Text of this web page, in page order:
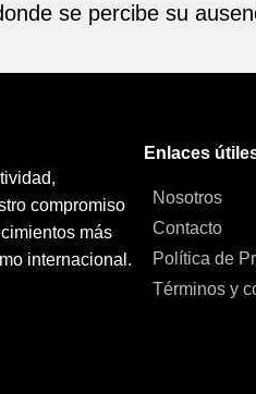
se percibe su
compromiso
más
internacional.
Enlaces
Nosotros
Contacto
Política de
Términos y